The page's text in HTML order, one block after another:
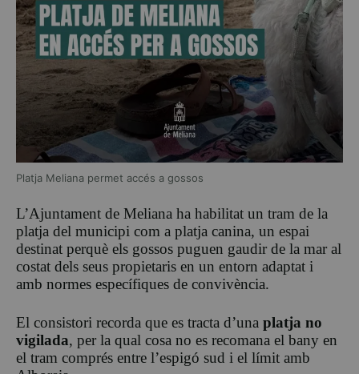
Platja Meliana permet accés a gossos
L’Ajuntament de Meliana ha habilitat un tram de la
platja del municipi com a platja canina, un espai
destinat perquè els gossos puguen gaudir de la mar al
costat dels seus propietaris en un entorn adaptat i
amb normes específiques de convivència.
El consistori recorda que es tracta d’una platja no
vigilada, per la qual cosa no es recomana el bany en
el tram comprés entre l’espigó sud i el límit amb